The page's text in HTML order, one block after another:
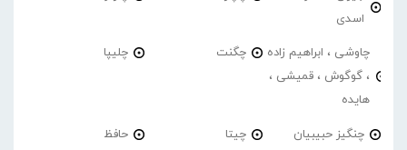
اسدی
چاوشی ، ابراهیم زاده
، گوگوش ، قمیشی ،
هایده
چگنت چلیپا
چنگیز حبیبیان چیتا حافظ